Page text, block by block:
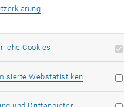
© Neil
Cookies Erforderliche
WebstatistikenStatistik
Marketing